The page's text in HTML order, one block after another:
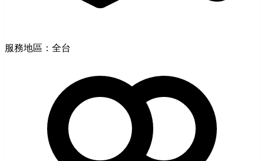
服務地區：全台